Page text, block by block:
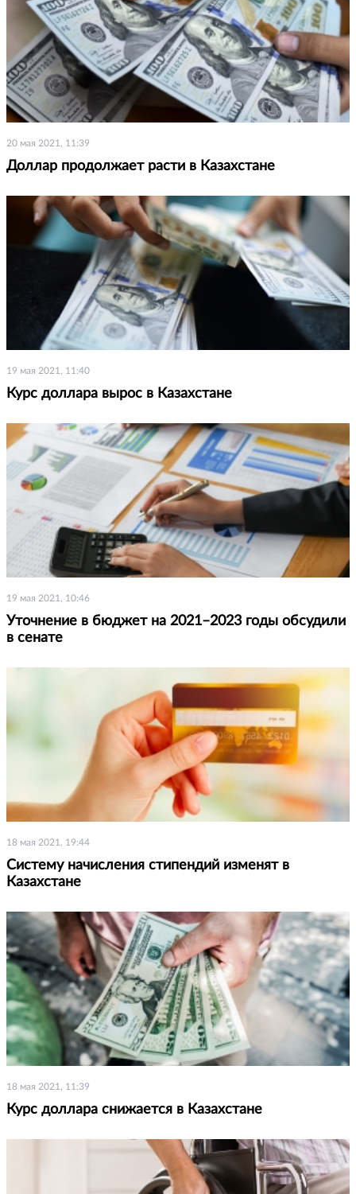
20 мая 2021, 11:39
Доллар продолжает расти в Казахстане
19 мая 2021, 11:40
Курс доллара вырос в Казахстане
19 мая 2021, 10:46
Уточнение в бюджет на 2021–2023 годы обсудили
в сенате
18 мая 2021, 19:44
Систему начисления стипендий изменят в
Казахстане
18 мая 2021, 11:39
Курс доллара снижается в Казахстане